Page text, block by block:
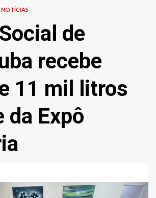
NOTÍCIAS
de
recebe
11 mil litros
da Expô